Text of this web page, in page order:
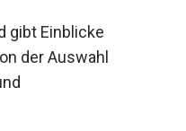
gibt Einblicke
der Auswahl